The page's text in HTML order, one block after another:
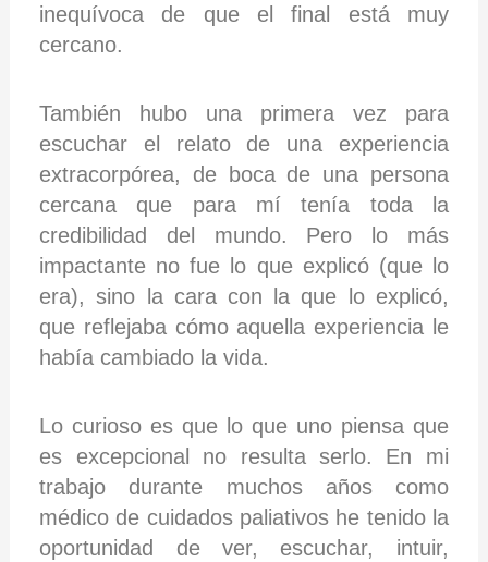
inequívoca de que el final está muy
cercano.
También hubo una primera vez para
escuchar el relato de una experiencia
extracorpórea, de boca de una persona
cercana que para mí tenía toda la
credibilidad del mundo. Pero lo más
impactante no fue lo que explicó (que lo
era), sino la cara con la que lo explicó,
que reflejaba cómo aquella experiencia le
había cambiado la vida.
Lo curioso es que lo que uno piensa que
es excepcional no resulta serlo. En mi
trabajo durante muchos años como
médico de cuidados paliativos he tenido la
oportunidad de ver, escuchar, intuir,